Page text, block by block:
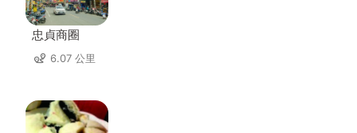
忠貞商圈
6.07 公里